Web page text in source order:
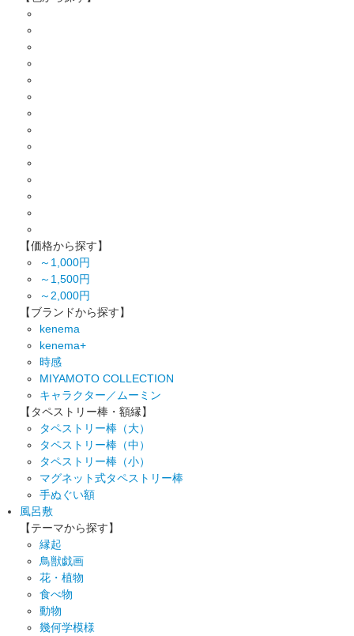
【価格から探す】
～1,000円
～1,500円
～2,000円
【ブランドから探す】
kenema
kenema+
時感
MIYAMOTO COLLECTION
キャラクター／ムーミン
【タペストリー棒・額縁】
タペストリー棒（大）
タペストリー棒（中）
タペストリー棒（小）
マグネット式タペストリー棒
手ぬぐい額
風呂敷
【テーマから探す】
縁起
鳥獣戯画
花・植物
食べ物
動物
幾何学模様